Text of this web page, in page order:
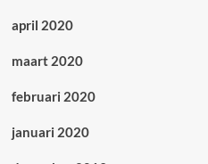
april 2020
maart 2020
februari 2020
januari 2020